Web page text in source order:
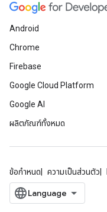
Android
Chrome
Firebase
Google Cloud Platform
Google AI
ผลิตภัณฑ์ทั้งหมด
ข้อกำหนด ความเป็นส่วนตัว